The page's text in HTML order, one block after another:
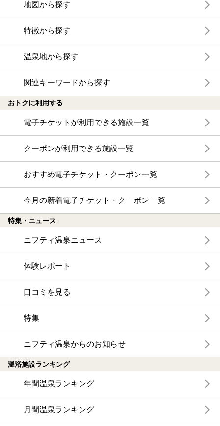
地図から探す
特徴から探す
温泉地から探す
関連キーワードから探す
おトクに利用する
電子チケットが利用できる施設一覧
クーポンが利用できる施設一覧
おすすめ電子チケット・クーポン一覧
今月の新着電子チケット・クーポン一覧
特集・ニュース
ニフティ温泉ニュース
体験レポート
口コミを見る
特集
ニフティ温泉からのお知らせ
温浴施設ランキング
年間温泉ランキング
月間温泉ランキング